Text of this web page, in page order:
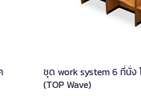
ชุด work system 6 ที่นั่ง โม-เทค MT-WA026
(TOP Wave)